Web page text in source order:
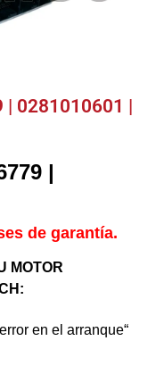
| 0281010601 |
|
de garantía.
MOTOR
en el arranque“